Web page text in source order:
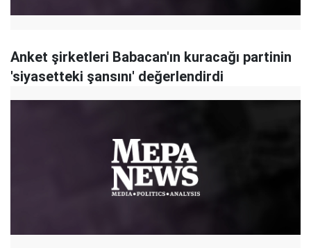
Anket şirketleri Babacan'ın kuracağı partinin
'siyasetteki şansını' değerlendirdi